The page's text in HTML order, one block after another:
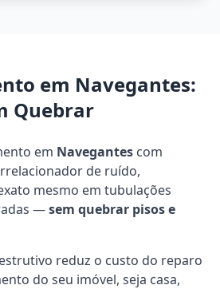
em Navegantes:
Quebrar
em Navegantes com
de ruído,
mesmo em tubulações
—sem quebrar pisos e
reduz o custo do reparo
do seu imóvel, seja casa,